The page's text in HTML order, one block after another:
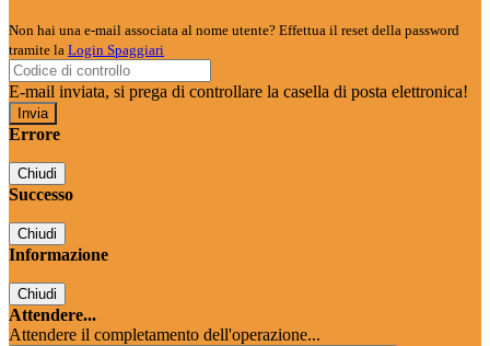
Non hai una e-mail associata al nome utente? Effettua il reset della password
tramite la Login Spaggiari
E-mail inviata, si prega di controllare la casella di posta elettronica!
Errore
Chiudi
Successo
Chiudi
Informazione
Chiudi
Attendere...
Attendere il completamento dell'operazione...